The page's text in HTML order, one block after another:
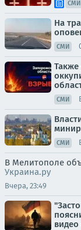
СМИ
На
СМИ
Также
СМИ
СМИ
В Мелитополе
Украина.ру
Вчера, 23:49